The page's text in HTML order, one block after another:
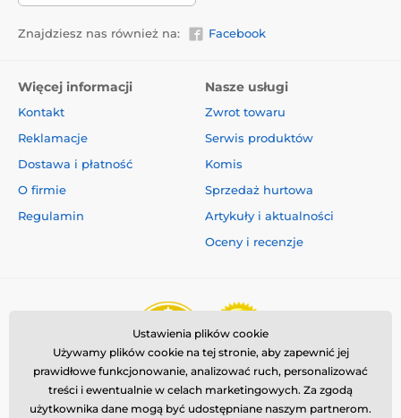
Znajdziesz nas również na: Facebook
Więcej informacji
Kontakt
Reklamacje
Dostawa i płatność
O firmie
Regulamin
Nasze usługi
Zwrot towaru
Serwis produktów
Komis
Sprzedaż hurtowa
Artykuły i aktualności
Oceny i recenzje
Ustawienia plików cookie
Używamy plików cookie na tej stronie, aby zapewnić jej
prawidłowe funkcjonowanie, analizować ruch, personalizować
treści i ewentualnie w celach marketingowych. Za zgodą
użytkownika dane mogą być udostępniane naszym partnerom.